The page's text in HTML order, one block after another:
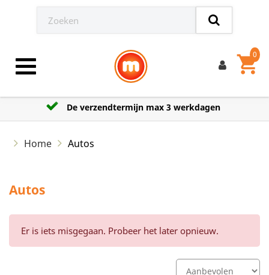
Toggle navigation shopping_cart
0
De verzendtermijn max 3 werkdagen
Home Autos
Autos
Er is iets misgegaan. Probeer het later opnieuw.